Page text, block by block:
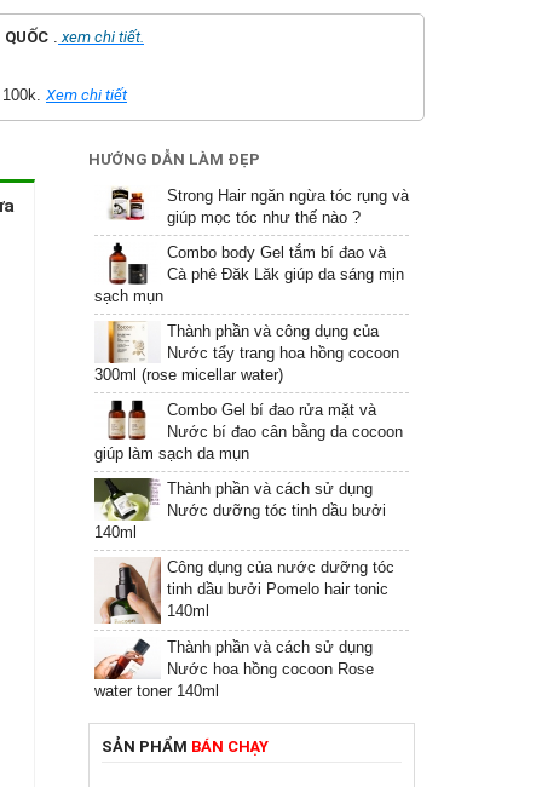
. xem chi tiết.
Xem chi tiết
HƯỚNG DẪN LÀM ĐẸP
Strong Hair ngăn ngừa tóc rụng và
giúp mọc tóc như thế nào ?
Combo body Gel tắm bí đao và
Cà phê Đăk Lăk giúp da sáng mịn
sạch mụn
Thành phần và công dụng của
Nước tẩy trang hoa hồng cocoon
300ml (rose micellar water)
Combo Gel bí đao rửa mặt và
Nước bí đao cân bằng da cocoon
giúp làm sạch da mụn
Thành phần và cách sử dụng
Nước dưỡng tóc tinh dầu bưởi
140ml
Công dụng của nước dưỡng tóc
tinh dầu bưởi Pomelo hair tonic
140ml
Thành phần và cách sử dụng
Nước hoa hồng cocoon Rose
water toner 140ml
SẢN PHẨM BÁN CHẠY